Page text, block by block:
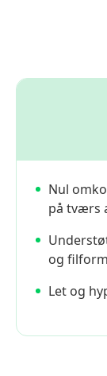
Nul
på tværs
og
Let og